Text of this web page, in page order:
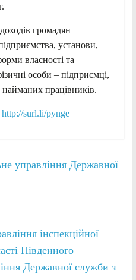
громадян
установи,
власності та
особи – підприємці,
працівників.
http://surl.li/pynge
управління Державної
інспекційної
Південного
Державної служби з